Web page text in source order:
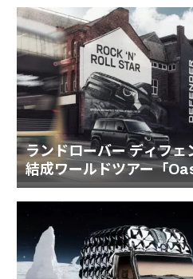
ランドローバー ディフェ
結成ワールドツアー「
フィシャル車両パートナ